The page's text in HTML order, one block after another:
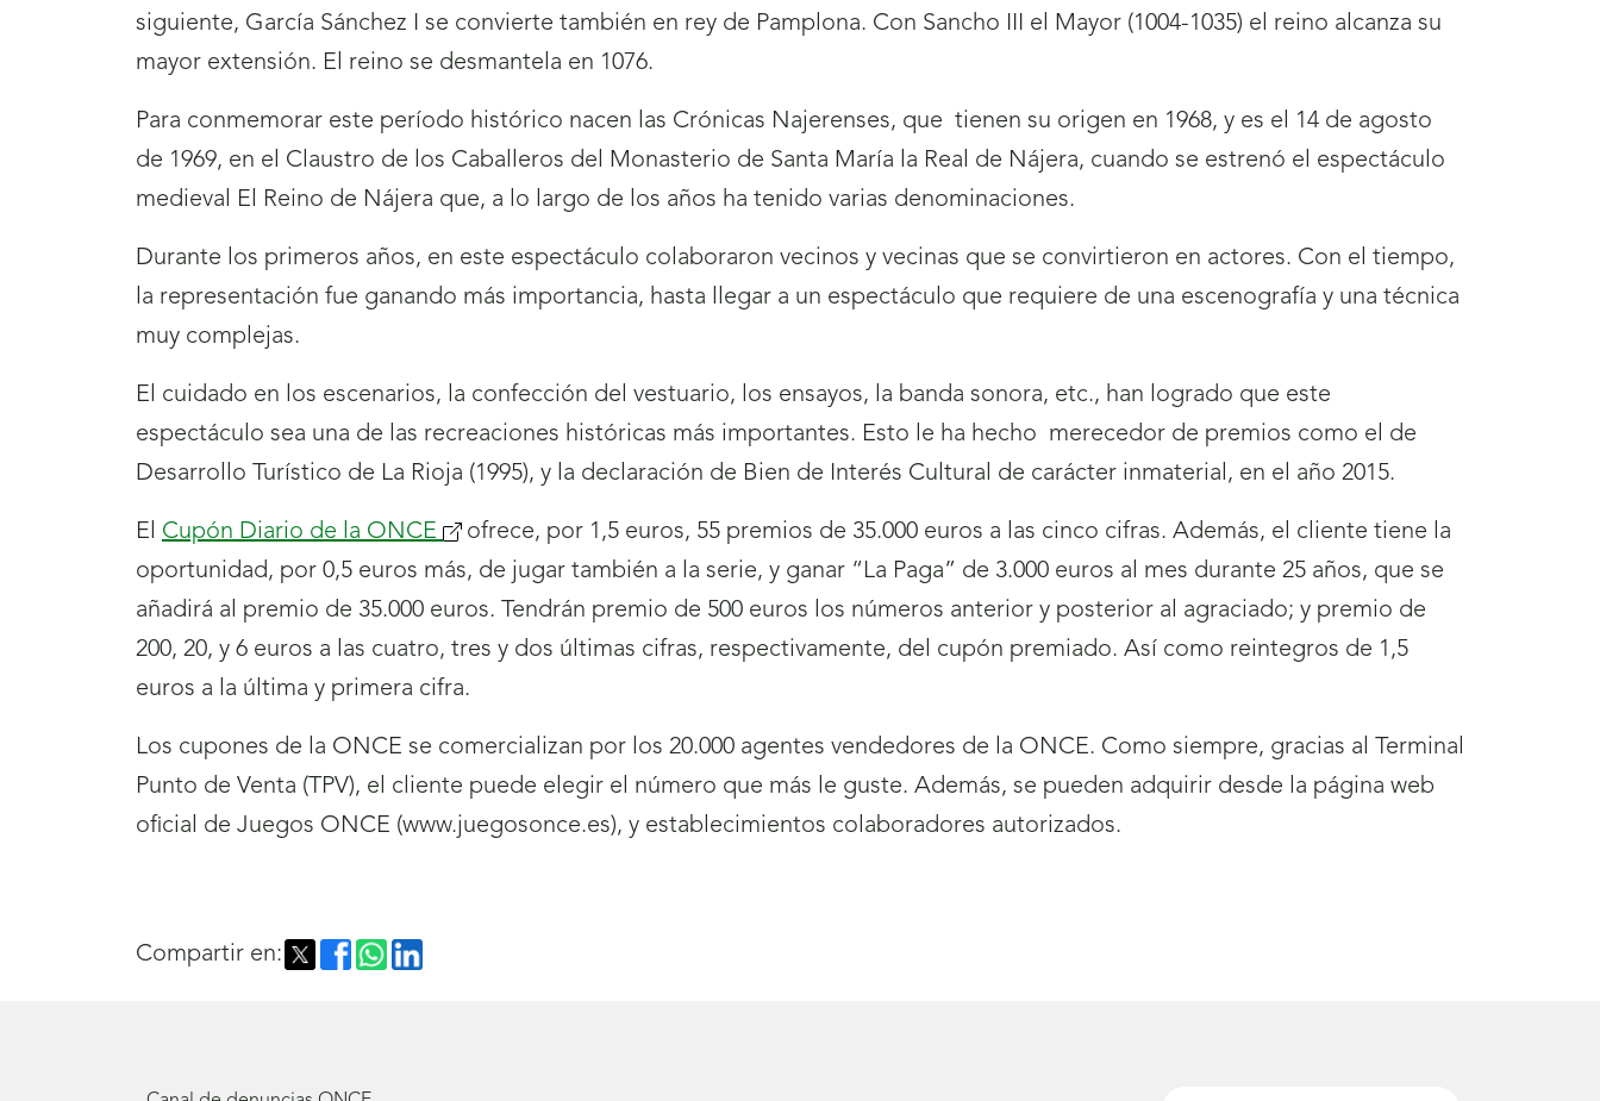
siguiente, García Sánchez I se convierte también en rey de Pamplona. Con Sancho III el Mayor (1004-1035) el reino alcanza su
mayor extensión. El reino se desmantela en 1076.
Para conmemorar este período histórico nacen las Crónicas Najerenses, que tienen su origen en 1968, y es el 14 de agosto
de 1969, en el Claustro de los Caballeros del Monasterio de Santa María la Real de Nájera, cuando se estrenó el espectáculo
medieval El Reino de Nájera que, a lo largo de los años ha tenido varias denominaciones.
Durante los primeros años, en este espectáculo colaboraron vecinos y vecinas que se convirtieron en actores. Con el tiempo,
la representación fue ganando más importancia, hasta llegar a un espectáculo que requiere de una escenografía y una técnica
muy complejas.
El cuidado en los escenarios, la confección del vestuario, los ensayos, la banda sonora, etc., han logrado que este
espectáculo sea una de las recreaciones históricas más importantes. Esto le ha hecho merecedor de premios como el de
Desarrollo Turístico de La Rioja (1995), y la declaración de Bien de Interés Cultural de carácter inmaterial, en el año 2015.
El Cupón Diario de la ONCE
ofrece, por 1,5 euros, 55 premios de 35.000 euros a las cinco cifras. Además, el cliente tiene la
oportunidad, por 0,5 euros más, de jugar también a la serie, y ganar “La Paga” de 3.000 euros al mes durante 25 años, que se
añadirá al premio de 35.000 euros. Tendrán premio de 500 euros los números anterior y posterior al agraciado; y premio de
200, 20, y 6 euros a las cuatro, tres y dos últimas cifras, respectivamente, del cupón premiado. Así como reintegros de 1,5
euros a la última y primera cifra.
Los cupones de la ONCE se comercializan por los 20.000 agentes vendedores de la ONCE. Como siempre, gracias al Terminal
Punto de Venta (TPV), el cliente puede elegir el número que más le guste. Además, se pueden adquirir desde la página web
oficial de Juegos ONCE (www.juegosonce.es), y establecimientos colaboradores autorizados.
Compartir en: